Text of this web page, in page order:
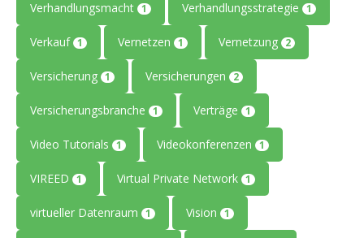
Verhandlungsmacht 1 Verhandlungsstrategie 1
Verkauf 1 Vernetzen 1 Vernetzung 2
Versicherung 1 Versicherungen 2
Versicherungsbranche 1 Verträge 1
Video Tutorials 1 Videokonferenzen 1
VIREED 1 Virtual Private Network 1
virtueller Datenraum 1 Vision 1